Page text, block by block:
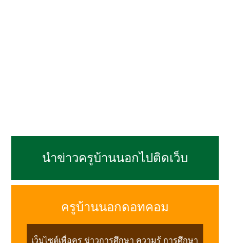
นำข่าวครูบ้านนอกไปติดเว็บ
ครูบ้านนอกดอทคอม
เว็บไซต์เพื่อครู ข่าวการศึกษา ความรู้ การศึกษา